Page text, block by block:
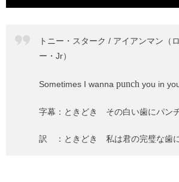
トニー・スターク / アイアンマン（
ー・Jr）
Sometimes I wanna punch you in
字幕：ときどき その白い歯にパン
訳 ：ときどき 私は君の完璧な歯